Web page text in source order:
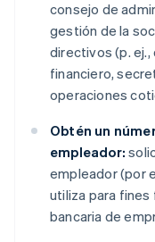
consejo de
gestión de la
directivos (p.
financiero,
operaciones
Obtén un
empleador:
empleador (por
utiliza para fines
bancaria de